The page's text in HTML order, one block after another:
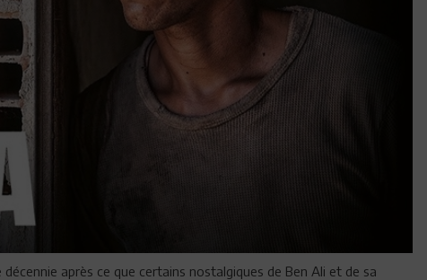
décennie après ce que certains nostalgiques de Ben Ali et de sa